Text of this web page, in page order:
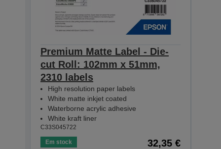
Premium Matte Label - Die-
cut Roll: 102mm x 51mm,
2310 labels
High resolution paper labels
White matte inkjet coated
Waterborne acrylic adhesive
White kraft liner
C33S045722
Em stock 32,35 €